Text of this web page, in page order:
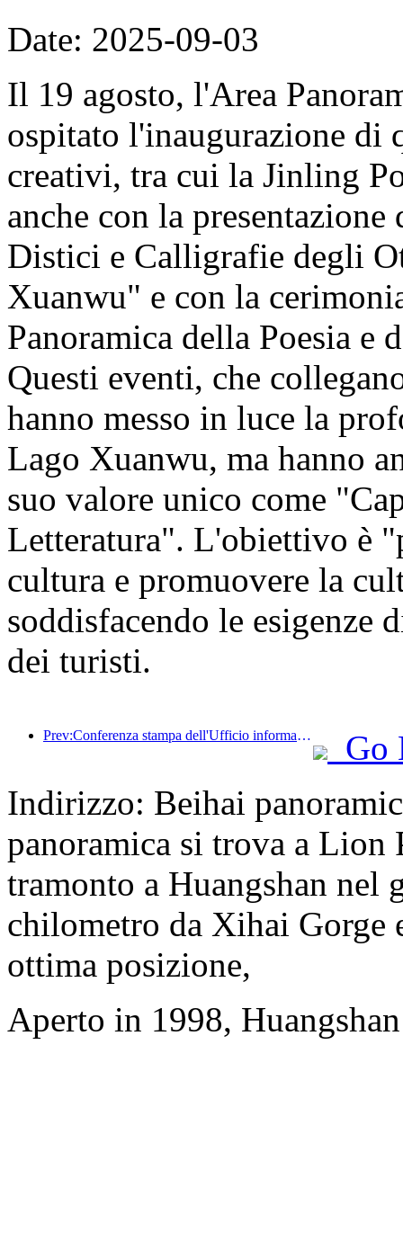
Date: 2025-09-03
Il 19 agosto, l'Area
ospitato l'inaugurazione di
creativi, tra cui la Jinling
anche con la
Distici e Calligrafie degli
Xuanwu" e con la
Panoramica della Poesia e
Questi eventi, che
hanno messo in luce la
Lago Xuanwu, ma hanno
suo valore unico come
Letteratura". L'obiettivo è
cultura e promuovere la
soddisfacendo le esigenze
dei turisti.
Prev:Conferenza stampa dell'Ufficio informazioni del Consiglio di Stato: Attualmente, nel mio Paese ci sono 28 porti di frontiera in grado di fornire servizi turistici con guida autonoma
Go
Indirizzo: Beihai
panoramica si trova a Lion
tramonto a Huangshan
chilometro da Xihai Gorge
ottima posizione,
Aperto in 1998,